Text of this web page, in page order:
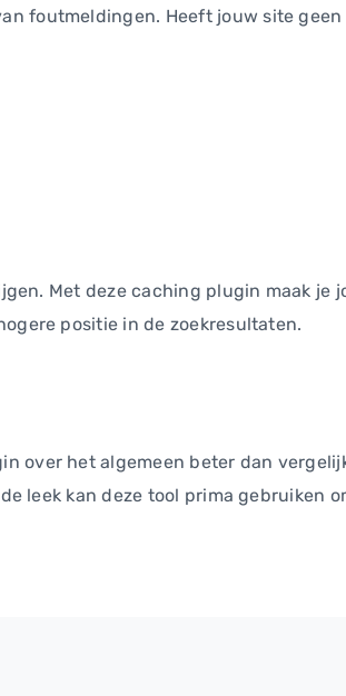
foutmeldingen. Heeft jouw site
Met deze caching plugin maak je
positie in de zoekresultaten.
over het algemeen beter dan
leek kan deze tool prima gebruiken